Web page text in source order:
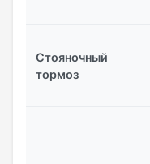
Стояночный
тормоз